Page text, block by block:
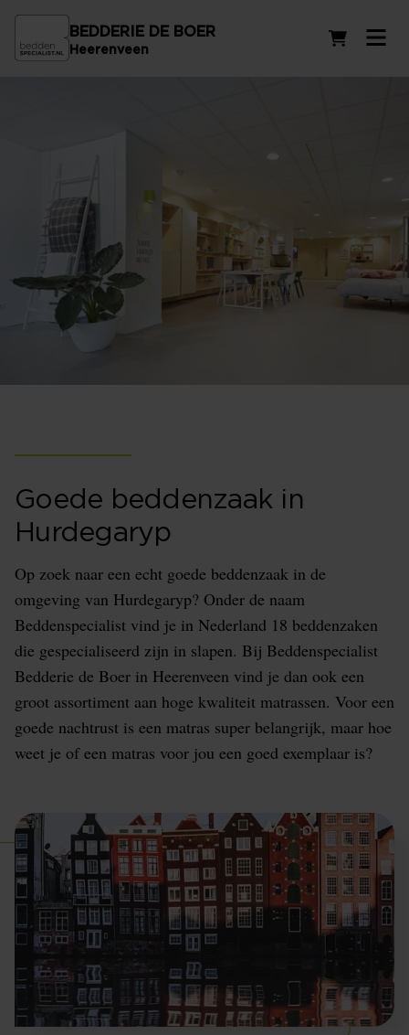
BEDDERIE DE BOER
Heerenveen
Goede beddenzaak in
Hurdegaryp
Op zoek naar een echt goede beddenzaak in de
omgeving van Hurdegaryp? Onder de naam
Beddenspecialist vind je in Nederland 18 beddenzaken
die gespecialiseerd zijn in slapen. Bij Beddenspecialist
Bedderie de Boer in Heerenveen vind je dan ook een
groot assortiment aan hoge kwaliteit matrassen. Voor een
goede nachtrust is een matras super belangrijk, maar hoe
weet je of een matras voor jou een goed exemplaar is?